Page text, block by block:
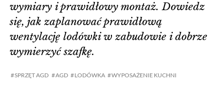
SPRZĘT AGD AGD LODÓWKA WYPOSAŻENIE KUCHNI
wymiary i prawidłowy montaż. Dowiedz
się, jak zaplanować prawidłową
wentylację lodówki w zabudowie i dobrze
wymierzyć szafkę.